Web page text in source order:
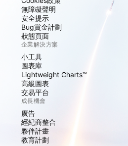
無障礙聲明
安全提示
Bug賞金計劃
狀態頁面
企業解決方案
小工具
圖表庫
Lightweight Charts™
高級圖表
交易平台
成長機會
廣告
經紀商整合
夥伴計畫
教育計劃